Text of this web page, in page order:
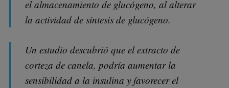
el almacenamiento de glucógeno, al alterar
la actividad de síntesis de glucógeno.
Un estudio descubrió que el extracto de
corteza de canela, podría aumentar la
sensibilidad a la insulina y favorecer el